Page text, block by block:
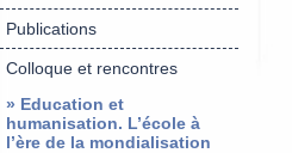
Publications
Colloque et rencontres
» Education et
humanisation. L’école à
l’ère de la mondialisation